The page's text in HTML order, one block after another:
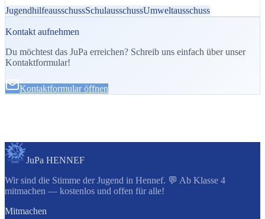
JugendhilfeausschussSchulausschussUmweltausschuss
Kontakt aufnehmen
Du möchtest das JuPa erreichen? Schreib uns einfach über unser
Kontaktformular!
Kontaktformular öffnen
JuPa HENNEF
Wir sind die Stimme der Jugend in Hennef. 💬 Ab Klasse 4
mitmachen — kostenlos und offen für alle!
Mitmachen